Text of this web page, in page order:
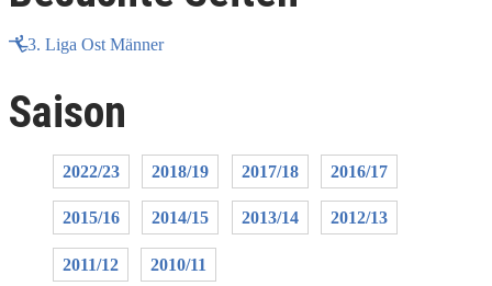
3. Liga Ost Männer
Saison
2022/23 2018/19 2017/18 2016/17
2015/16 2014/15 2013/14 2012/13
2011/12 2010/11